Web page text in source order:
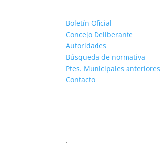
Boletín Oficial
Concejo Deliberante
Autoridades
Búsqueda de normativa
Ptes. Municipales anteriores
Contacto
.